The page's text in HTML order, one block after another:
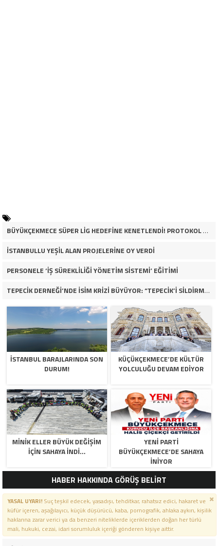
BÜYÜKÇEKMECE SÜPER LİG HEDEFİNE KENETLENDİ! PROTOKOL VE İŞ DÜNYASINDAN BASKETBOL TAKIMINA TAM DESTEK…
İSTANBULLU YEŞİL ALAN PROJELERİNE OY VERDİ
PERSONELE ‘İŞ SÜREKLİLİĞİ YÖNETİM SİSTEMİ’ EĞİTİMİ
TEPECİK DERNEĞİ’NDE İSİM KRİZİ BÜYÜYOR: “TEPECİK’İ SİLDİRMEYECEĞİZ”
İSTANBUL BARAJLARINDA SON
DURUM!
KÜÇÜKÇEKMECE’DE KÜLTÜR
YOLCULUĞU DEVAM EDİYOR
MİNİK ELLER BÜYÜK DEĞİŞİM
İÇİN SAHAYA İNDİ…
YENİ PARTİ
BÜYÜKÇEKMECE’DE SAHAYA
İNİYOR
HABER HAKKINDA GÖRÜŞ BELİRT
YASAL UYARI!Suç teşkil edecek, yasadışı, tehditkar, rahatsız edici, hakaret ve
küfür içeren, aşağılayıcı, küçük düşürücü, kaba, pornografik, ahlaka aykırı, kişilik
haklarına zarar verici ya da benzeri niteliklerde içeriklerden doğan her türlü
mali, hukuki, cezai, idari sorumluluk içeriği gönderen kişiye aittir.